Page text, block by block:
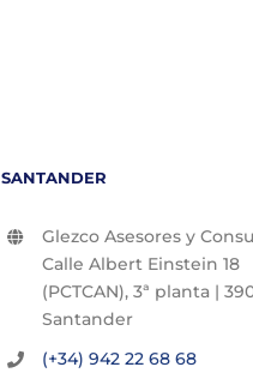
SANTANDER
Glezco Asesores y
Calle Albert Einstein 18
(PCTCAN), 3ª planta |
Santander
(+34) 942 22 68 68